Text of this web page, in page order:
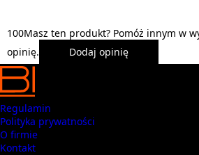
100Masz ten produkt? Pomóż innym w
opinię.
Dodaj opinię
Regulamin
Polityka prywatności
O firmie
Kontakt